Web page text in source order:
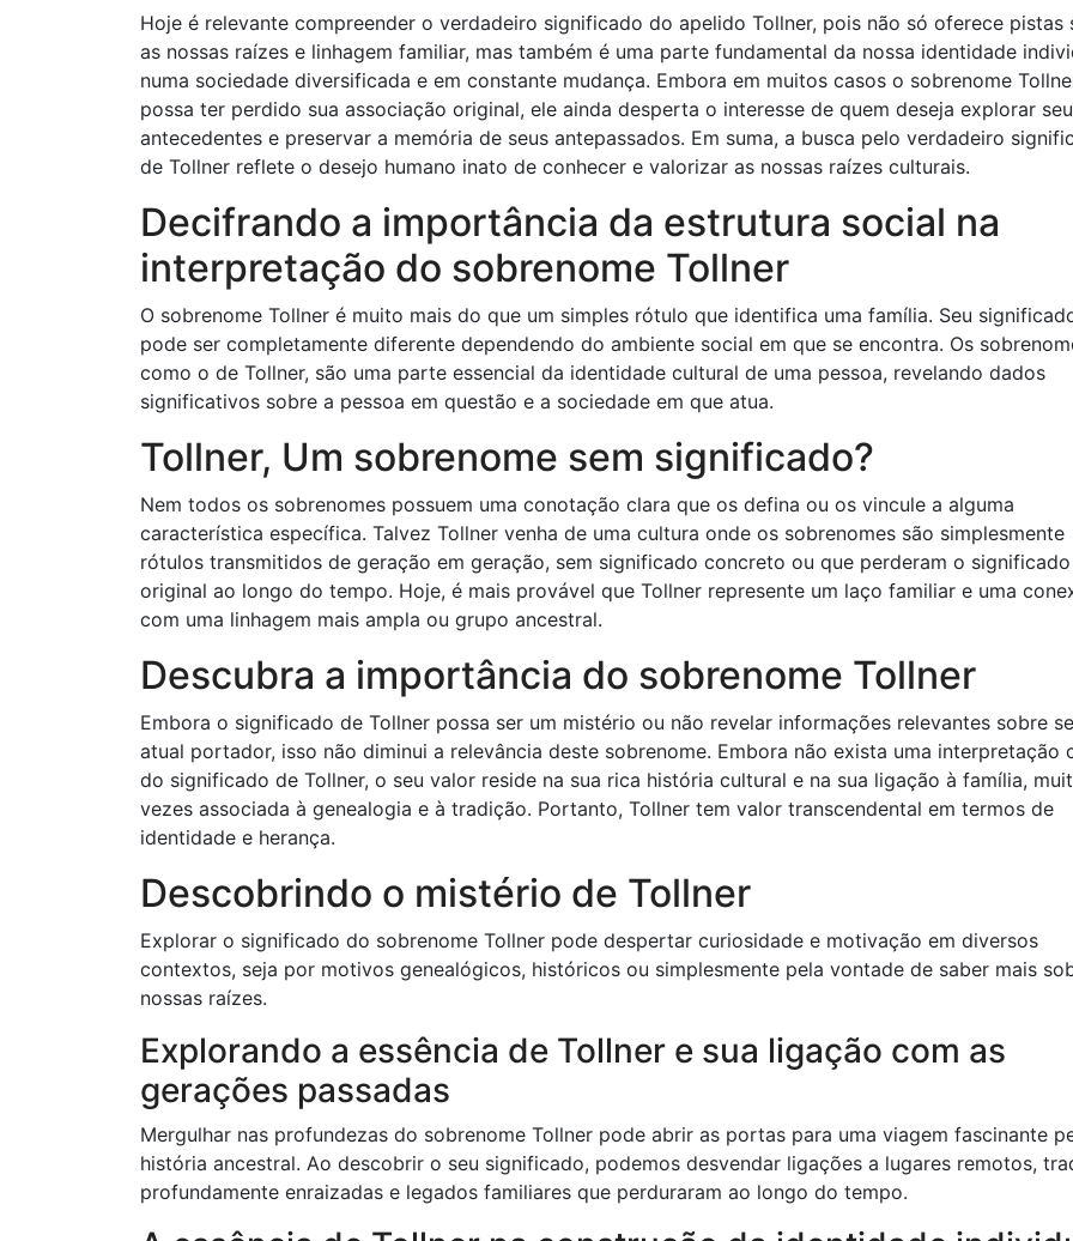
Hoje é relevante compreender o verdadeiro significado do apelido Tollner, pois não só oferece pistas
as nossas raízes e linhagem familiar, mas também é uma parte fundamental da nossa identidade
numa sociedade diversificada e em constante mudança. Embora em muitos casos o sobrenome
possa ter perdido sua associação original, ele ainda desperta o interesse de quem deseja explorar
antecedentes e preservar a memória de seus antepassados. Em suma, a busca pelo verdadeiro
de Tollner reflete o desejo humano inato de conhecer e valorizar as nossas raízes culturais.
Decifrando a importância da estrutura social na
interpretação do sobrenome Tollner
O sobrenome Tollner é muito mais do que um simples rótulo que identifica uma família. Seu
pode ser completamente diferente dependendo do ambiente social em que se encontra. Os
como o de Tollner, são uma parte essencial da identidade cultural de uma pessoa, revelando dados
significativos sobre a pessoa em questão e a sociedade em que atua.
Tollner, Um sobrenome sem significado?
Nem todos os sobrenomes possuem uma conotação clara que os defina ou os vincule a alguma
característica específica. Talvez Tollner venha de uma cultura onde os sobrenomes são simplesmente
rótulos transmitidos de geração em geração, sem significado concreto ou que perderam o significado
original ao longo do tempo. Hoje, é mais provável que Tollner represente um laço familiar e uma
com uma linhagem mais ampla ou grupo ancestral.
Descubra a importância do sobrenome Tollner
Embora o significado de Tollner possa ser um mistério ou não revelar informações relevantes sobre
atual portador, isso não diminui a relevância deste sobrenome. Embora não exista uma interpretação
do significado de Tollner, o seu valor reside na sua rica história cultural e na sua ligação à família,
vezes associada à genealogia e à tradição. Portanto, Tollner tem valor transcendental em termos de
identidade e herança.
Descobrindo o mistério de Tollner
Explorar o significado do sobrenome Tollner pode despertar curiosidade e motivação em diversos
contextos, seja por motivos genealógicos, históricos ou simplesmente pela vontade de saber mais
nossas raízes.
Explorando a essência de Tollner e sua ligação com as
gerações passadas
Mergulhar nas profundezas do sobrenome Tollner pode abrir as portas para uma viagem fascinante
história ancestral. Ao descobrir o seu significado, podemos desvendar ligações a lugares remotos,
profundamente enraizadas e legados familiares que perduraram ao longo do tempo.